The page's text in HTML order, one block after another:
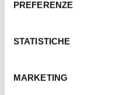
PREFERENZE
STATISTICHE
MARKETING
BONAPARTE+BORBONE
Photogallery